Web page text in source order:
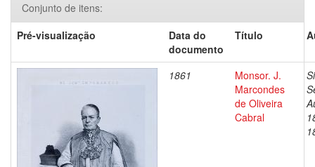
Conjunto de itens:
Pré-visualização
Data do
documento
Título
1861
Monsor. J.
Marcondes
de Oliveira
Cabral